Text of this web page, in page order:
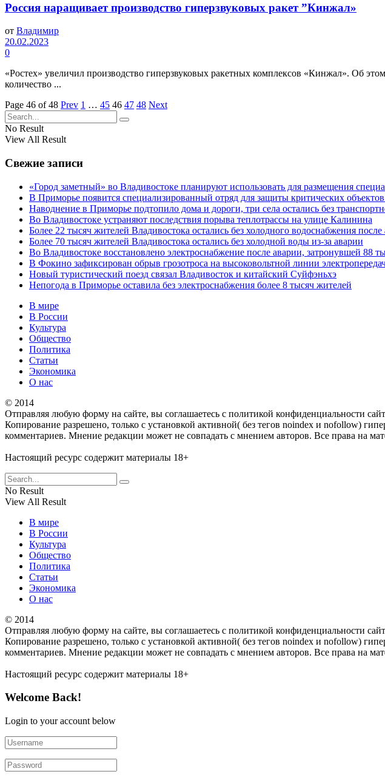
Россия наращивает производство гиперзвуковых ракет ”Кинжал»
от Владимир
20.02.2023
0
«Ростех» увеличил производство гиперзвуковых ракетных комплексов «Кинжал». Об
количество ...
Page 46 of 48 Prev 1 … 45 46 47 48 Next
No Result
View All Result
Свежие записи
«Город заметный» во Владивостоке планируют использовать для размещения
В Приморье появится специализированный отряд для защиты критических
Наводнение в Приморье подтопило дома и дороги, три села остались без
Во Владивостоке устраняют последствия порыва теплотрассы на улице Калинина
Более 22 тысяч жителей Владивостока остались без холодного водоснабжения после
Более 70 тысяч жителей Владивостока остались без холодной воды из-за аварии
Во Владивостоке восстановлено электроснабжение после аварии, затронувшей 88
В Фокино зафиксирован обрыв грозотроса на высоковольтной линии
Новый туристический поезд связал Владивосток и китайский Суйфэньхэ
Непогода в Приморье оставила без электроснабжения более 8 тысяч жителей
В мире
В России
Культура
Общество
Политика
Статьи
Экономика
О нас
© 2014
Отправляя любую форму на сайте, вы соглашаетесь с политикой конфиденциальности
Копирование разрешено, только с установкой активной( без тегов noindex и nofollow)
комментариев. Мнение редакции может не совпадать с мнением авторов. Все права на
Настоящий ресурс содержит материалы 18+
No Result
View All Result
В мире
В России
Культура
Общество
Политика
Статьи
Экономика
О нас
© 2014
Отправляя любую форму на сайте, вы соглашаетесь с политикой конфиденциальности
Копирование разрешено, только с установкой активной( без тегов noindex и nofollow)
комментариев. Мнение редакции может не совпадать с мнением авторов. Все права на
Настоящий ресурс содержит материалы 18+
Welcome Back!
Login to your account below